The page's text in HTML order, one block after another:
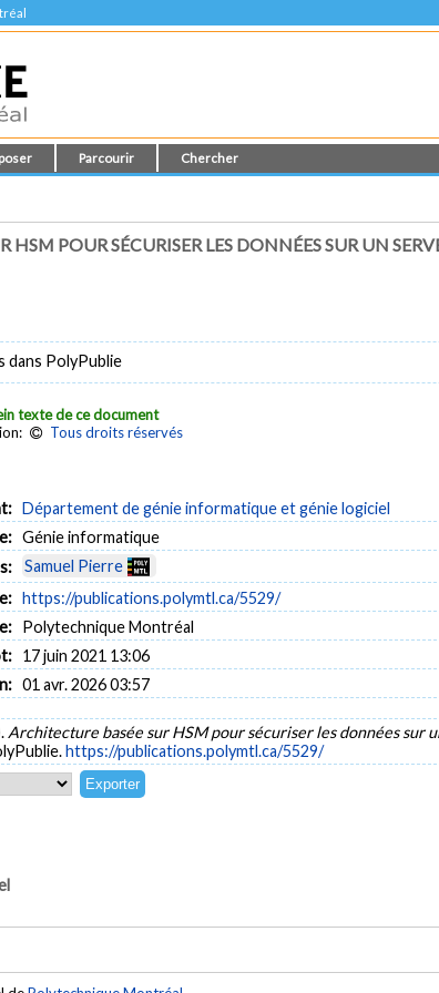
Parcourir Chercher
HSM POUR SÉCURISER LES DONNÉES SUR UN
dans PolyPublie
texte de ce document
Tous droits réservés
Département de génie informatique et génie logiciel
Génie informatique
Samuel Pierre
https://publications.polymtl.ca/5529/
Polytechnique Montréal
17 juin 2021 13:06
01 avr. 2026 03:57
Architecture basée sur HSM pour sécuriser les données sur
https://publications.polymtl.ca/5529/